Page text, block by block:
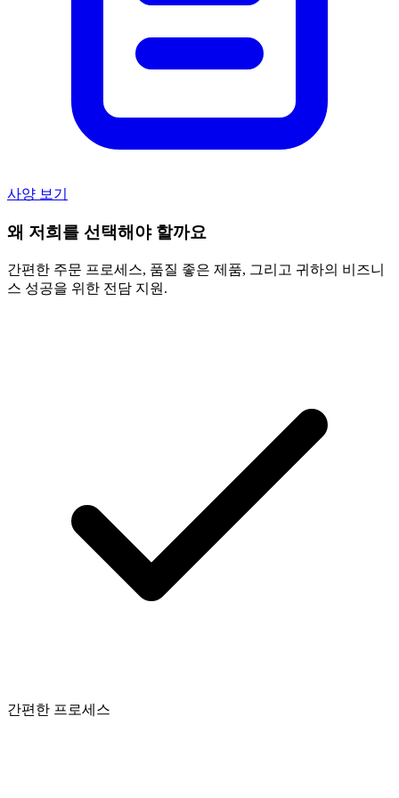
사양 보기
왜 저희를 선택해야 할까요
간편한 주문 프로세스, 품질 좋은 제품, 그리고 귀하의 비즈니
스 성공을 위한 전담 지원.
간편한 프로세스